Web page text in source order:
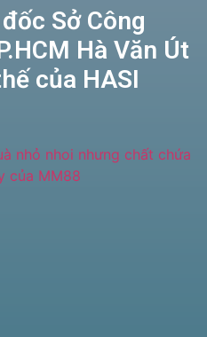
Sở Công
Hà Văn Út
của HASI